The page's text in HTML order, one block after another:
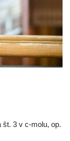
št. 3 v c-molu, op.